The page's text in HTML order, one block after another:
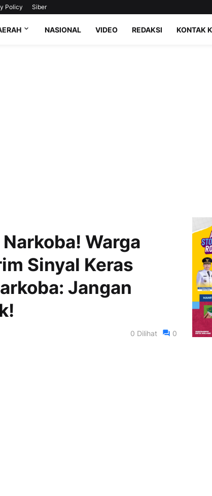
Policy Siber
NASIONAL VIDEO REDAKSI KONTAK
Warga
Sinyal Keras
Jangan
0 Dilihat 0